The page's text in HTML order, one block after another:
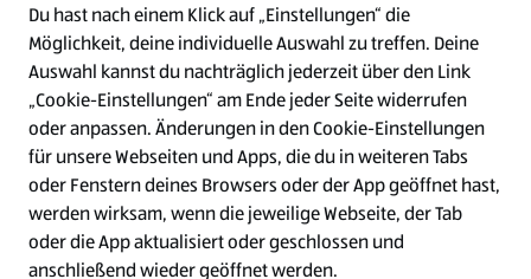
W
i
r
d
a
u
f
W
i
r
d
a
u
f
W
i
r
d
a
u
f
W
i
r
d
a
Cookie - Liste
Datenschutz
Du hast nach einem Klick auf „Einstellungen“ die
Möglichkeit, deine individuelle Auswahl zu treffen. Deine
Auswahl kannst du nachträglich jederzeit über den Link
„Cookie-Einstellungen“ am Ende jeder Seite widerrufen
oder anpassen. Änderungen in den Cookie-Einstellungen
für unsere Webseiten und Apps, die du in weiteren Tabs
oder Fenstern deines Browsers oder der App geöffnet hast,
werden wirksam, wenn die jeweilige Webseite, der Tab
oder die App aktualisiert oder geschlossen und
anschließend wieder geöffnet werden.